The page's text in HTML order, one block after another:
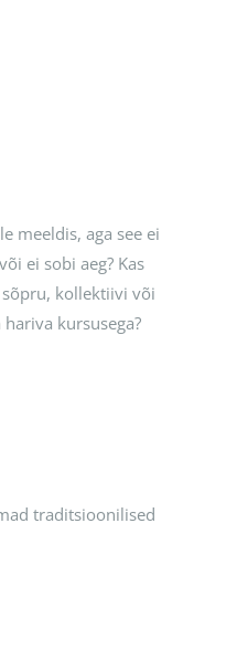
meeldis, aga see ei
ei sobi aeg? Kas
kollektiivi või
kursusega?
traditsioonilised